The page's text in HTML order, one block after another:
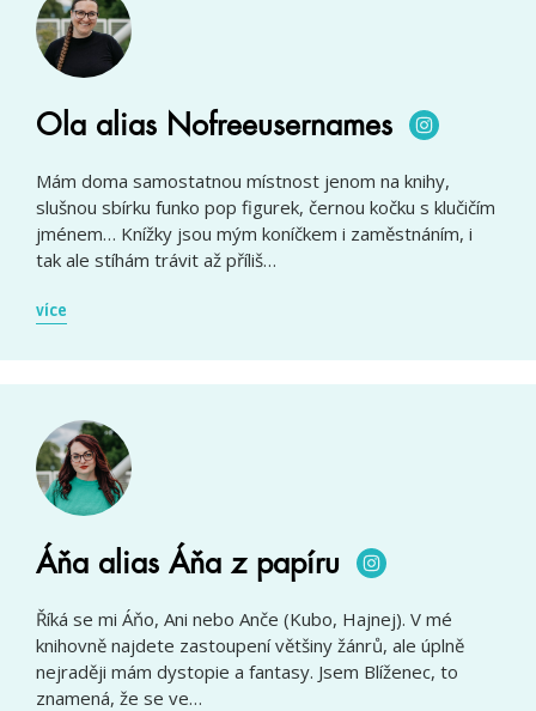
Ola alias Nofreeusernames
Mám doma samostatnou místnost jenom na knihy,
slušnou sbírku funko pop figurek, černou kočku s klučičím
jménem… Knížky jsou mým koníčkem i zaměstnáním, i
tak ale stíhám trávit až příliš…
více
Áňa alias Áňa z papíru
Říká se mi Áňo, Ani nebo Anče (Kubo, Hajnej). V mé
knihovně najdete zastoupení většiny žánrů, ale úplně
nejraději mám dystopie a fantasy. Jsem Blíženec, to
znamená, že se ve…